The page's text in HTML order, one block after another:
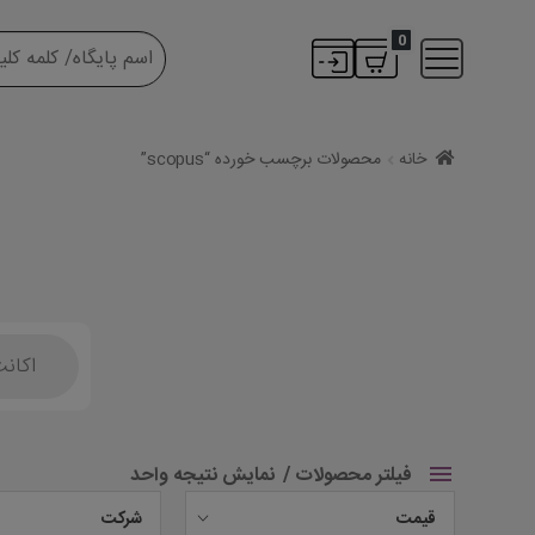
0
خانه محصولات برچسب خورده “scopus”
search
فیلتر محصولات نمایش نتیجه واحد
قیمت شرکت